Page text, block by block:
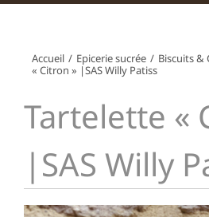
Accueil / Epicerie sucrée / Biscuits &
« Citron » |SAS Willy Patiss
Tartelette «
|SAS Willy